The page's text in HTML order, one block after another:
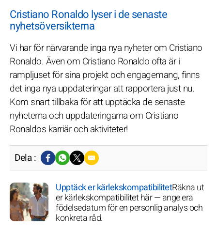
Cristiano Ronaldo lyser i de senaste
nyhetsöversikterna
Vi har för närvarande inga nya nyheter om Cristiano
Ronaldo. Även om Cristiano Ronaldo ofta är i
rampljuset för sina projekt och engagemang, finns
det inga nya uppdateringar att rapportera just nu.
Kom snart tillbaka för att upptäcka de senaste
nyheterna och uppdateringarna om Cristiano
Ronaldos karriär och aktiviteter!
Dela :
Upptäck er kärlekskompatibilitetRäkna ut
er kärlekskompatibilitet här — ange era
födelsedatum för en personlig analys och
konkreta råd.